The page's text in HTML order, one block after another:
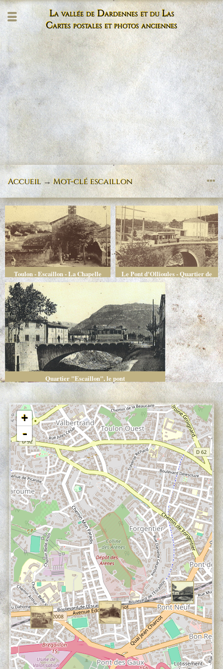
La vallée de Dardennes et du Las
Cartes postales et photos anciennes
Accueil→Mot-cléescaillon
Toulon - Escaillon - La Chapelle
Le Pont d'Ollioules - Quartier de
l'Escaillon
Quartier "Escaillon", le pont
+
-